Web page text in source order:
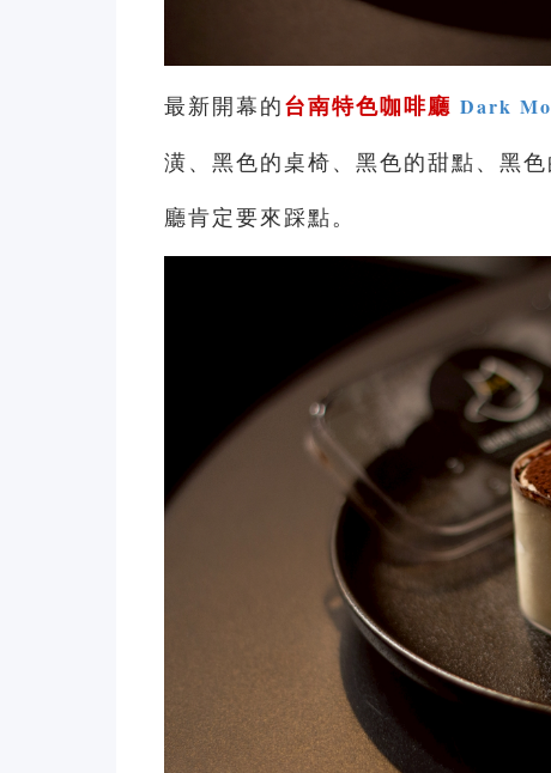
最新開幕的台南特色咖啡廳 Dark
潢、黑色的桌椅、黑色的甜點、黑
廳肯定要來踩點。